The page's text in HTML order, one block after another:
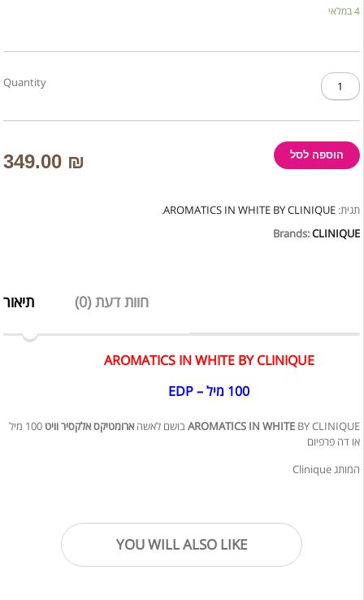
4 במלאי
Quantity
כמות
של
IN
WHITE
BY
CLINIQUE
לאשה
ארומטיקס
349.00 ₪ הוספה לסל
תגית:AROMATICS IN WHITE BY CLINIQUE
.
Brands:CLINIQUE
תיאור חוות דעת (0)
AROMATICS IN WHITE BY CLINIQUE
100 מיל – EDP
AROMATICS IN WHITEBY CLINIQUE בושם לאשה ארומטיקס אלקסיר וויט
100 מיל
או דה פרפיום
המותג Clinique
YOU WILL ALSO LIKE